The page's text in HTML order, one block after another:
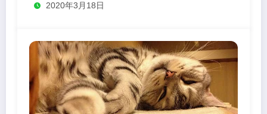
2020年3月18日